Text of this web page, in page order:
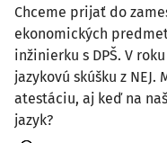
Chceme prijať do
ekonomických
inžinierku s DPŠ. V
jazykovú skúšku z NEJ.
atestáciu, aj keď na
jazyk?